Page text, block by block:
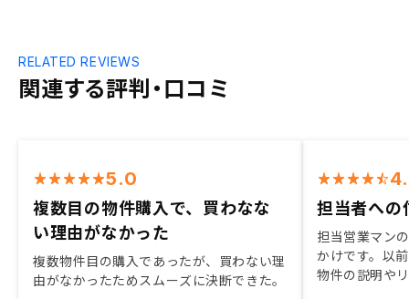
関連する評判・口コミ
RELATED REVIEWS
5.0
複数目の物件購入で、買わなな
い理由がなかった
複数物件目の購入であったが、買わない理
由がなかったためスムーズに決断できた。
担当者への
担当営業マン
かけです。以
物件の説明や